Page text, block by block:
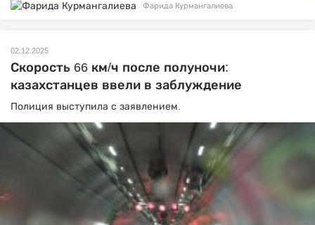
Фарида Курмангалиева
02.12.2025
Скорость 66 км/ч после полуночи:
казахстанцев ввели в заблуждение
Полиция выступила с заявлением.